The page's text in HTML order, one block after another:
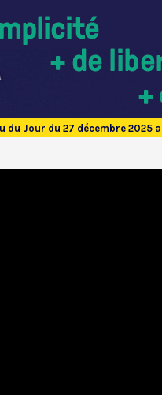
du Jour du 27 décembre 2025